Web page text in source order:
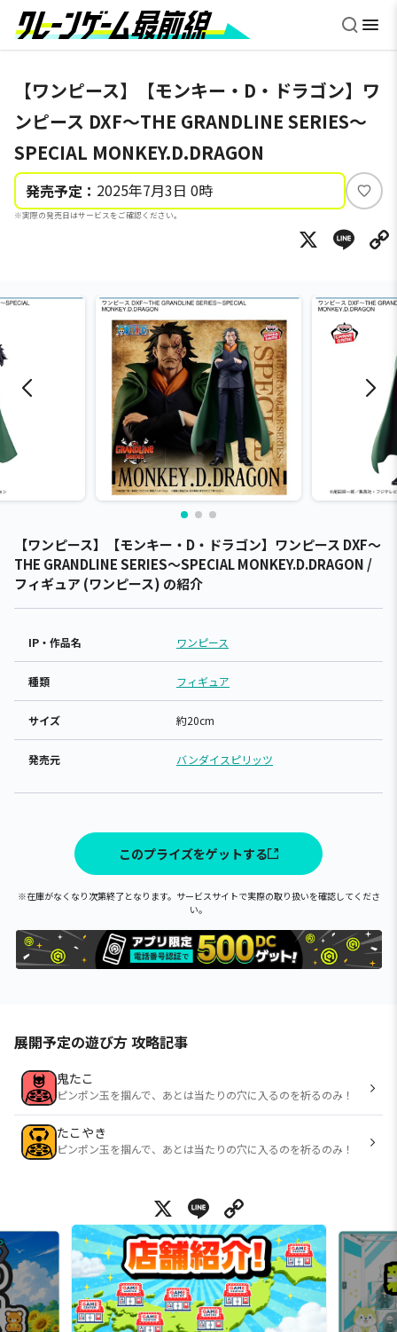
【ワンピース】【モンキー・D・ドラゴン】ワ
ンピース DXF～THE GRANDLINE SERIES～
SPECIAL MONKEY.D.DRAGON
発売予定： 2025年7月3日 0時
※実際の発売日はサービスをご確認ください。
い
ね
X
【ワンピース】【モンキー・D・ドラゴン】ワンピース DXF～
THE GRANDLINE SERIES～SPECIAL MONKEY.D.DRAGON /
フィギュア (ワンピース) の紹介
IP・作品名 ワンピース
種類 フィギュア
サイズ 約20cm
発売元 バンダイスピリッツ
このプライズをゲットする
※在庫がなくなり次第終了となります。サービスサイトで実際の取り扱いを確認してくださ
い。
展開予定の遊び方 攻略記事
鬼たこ
ピンポン玉を掴んで、あとは当たりの穴に入るのを祈るのみ！
たこやき
ピンポン玉を掴んで、あとは当たりの穴に入るのを祈るのみ！
X Line